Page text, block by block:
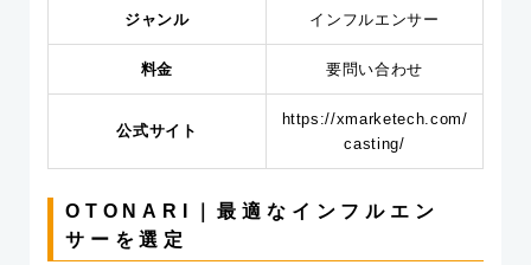
ジャンル インフルエンサー
料金 要問い合わせ
公式サイト
https://xmarketech.com/
casting/
OTONARI｜最適なインフルエン
サーを選定